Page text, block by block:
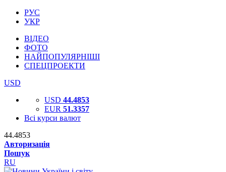
РУС
УКР
ВІДЕО
ФОТО
НАЙПОПУЛЯРНІШІ
СПЕЦПРОЕКТИ
USD
USD 44.4853
EUR 51.3357
Всі курси валют
44.4853
Авторизація
Пошук
RU